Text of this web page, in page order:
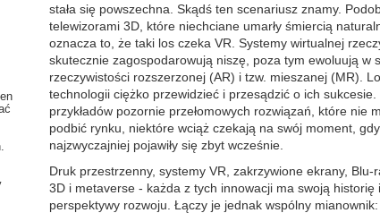
stała się powszechna. Skądś ten scenariusz znamy.
telewizorami 3D, które niechciane umarły śmiercią
oznacza to, że taki los czeka VR. Systemy wirtualnej
skutecznie zagospodarowują niszę, poza tym ewoluują w
rzeczywistości rozszerzonej (AR) i tzw. mieszanej (MR).
technologii ciężko przewidzieć i przesądzić o ich sukcesie.
przykładów pozornie przełomowych rozwiązań, które nie
podbić rynku, niektóre wciąż czekają na swój moment,
najzwyczajniej pojawiły się zbyt wcześnie.
Druk przestrzenny, systemy VR, zakrzywione ekrany, Blu-
3D i metaverse - każda z tych innowacji ma swoją historię
perspektywy rozwoju. Łączy je jednak wspólny mianownik: